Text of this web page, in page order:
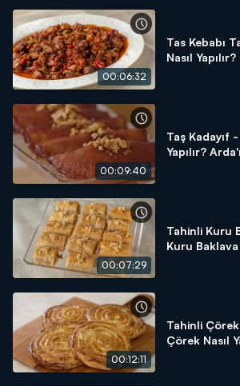
00:06:32
Tas Kebabı
Nasıl
00:09:40
Taş Kadayıf
Yapılır?
00:07:29
Tahinli Kuru
Kuru Baklava
00:12:11
Tahinli
Çörek Nasıl